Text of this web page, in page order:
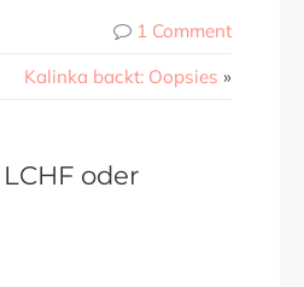
1 Comment
Kalinka backt: Oopsies »
oder